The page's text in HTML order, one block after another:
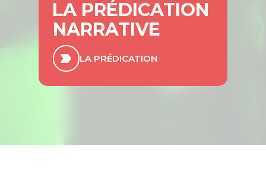
LA PRÉDICATION
NARRATIVE
LA PRÉDICATION